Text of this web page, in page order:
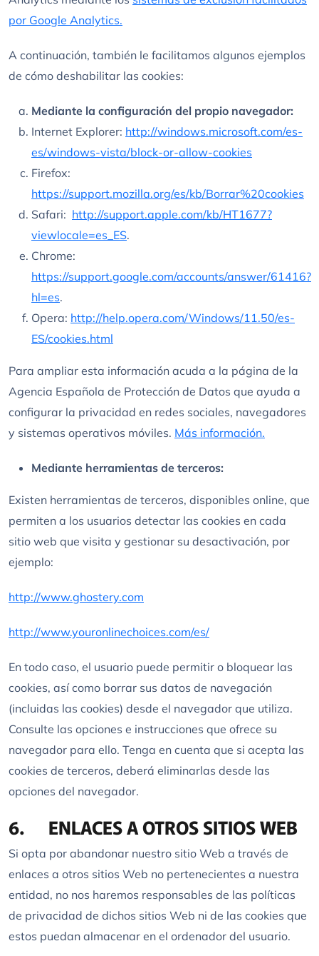
por Google Analytics.
A continuación, también le facilitamos algunos ejemplos
de cómo deshabilitar las cookies:
Mediante la configuración del propio navegador:
Internet Explorer: http://windows.microsoft.com/es-
es/windows-vista/block-or-allow-cookies
Firefox:
https://support.mozilla.org/es/kb/Borrar%20cookies
Safari: http://support.apple.com/kb/HT1677?
viewlocale=es_ES.
Chrome:
https://support.google.com/accounts/answer/61416?
hl=es.
Opera: http://help.opera.com/Windows/11.50/es-
ES/cookies.html
Para ampliar esta información acuda a la página de la
Agencia Española de Protección de Datos que ayuda a
configurar la privacidad en redes sociales, navegadores
y sistemas operativos móviles. Más información.
Mediante herramientas de terceros:
Existen herramientas de terceros, disponibles online, que
permiten a los usuarios detectar las cookies en cada
sitio web que visita y gestionar su desactivación, por
ejemplo:
http://www.ghostery.com
http://www.youronlinechoices.com/es/
En todo caso, el usuario puede permitir o bloquear las
cookies, así como borrar sus datos de navegación
(incluidas las cookies) desde el navegador que utiliza.
Consulte las opciones e instrucciones que ofrece su
navegador para ello. Tenga en cuenta que si acepta las
cookies de terceros, deberá eliminarlas desde las
opciones del navegador.
6. ENLACES A OTROS SITIOS WEB
Si opta por abandonar nuestro sitio Web a través de
enlaces a otros sitios Web no pertenecientes a nuestra
entidad, no nos haremos responsables de las políticas
de privacidad de dichos sitios Web ni de las cookies que
estos puedan almacenar en el ordenador del usuario.